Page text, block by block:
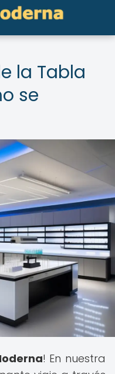
la Tabla
se
! En nuestra